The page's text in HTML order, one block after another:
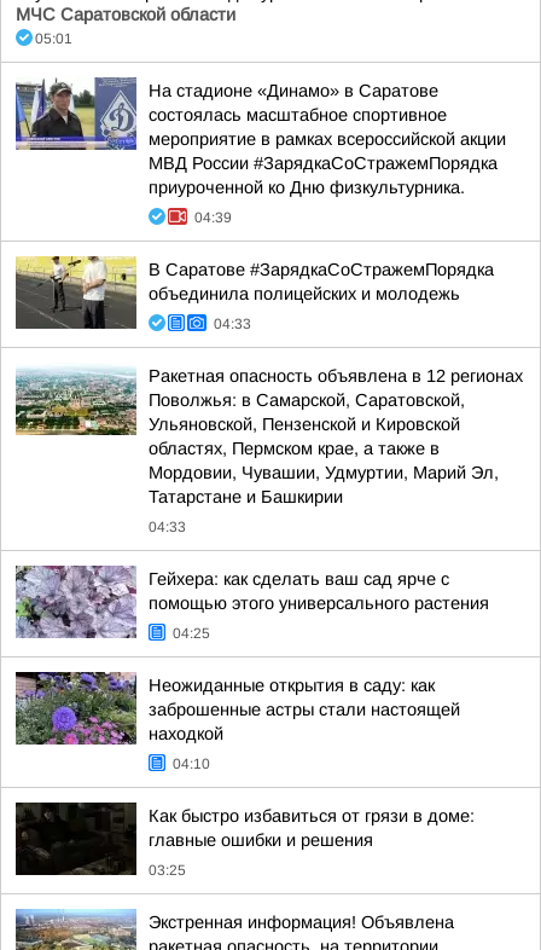
МЧС Саратовской области
05:01
На стадионе «Динамо» в Саратове
состоялась масштабное спортивное
мероприятие в рамках всероссийской акции
МВД России #ЗарядкаСоСтражемПорядка
приуроченной ко Дню физкультурника.
04:39
В Саратове #ЗарядкаСоСтражемПорядка
объединила полицейских и молодежь
04:33
Ракетная опасность объявлена в 12 регионах
Поволжья: в Самарской, Саратовской,
Ульяновской, Пензенской и Кировской
областях, Пермском крае, а также в
Мордовии, Чувашии, Удмуртии, Марий Эл,
Татарстане и Башкирии
04:33
Гейхера: как сделать ваш сад ярче с
помощью этого универсального растения
04:25
Неожиданные открытия в саду: как
заброшенные астры стали настоящей
находкой
04:10
Как быстро избавиться от грязи в доме:
главные ошибки и решения
03:25
Экстренная информация! Объявлена